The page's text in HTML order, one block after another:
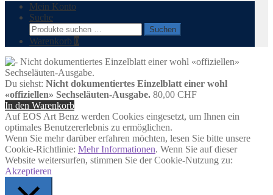
Mein Konto
Suche
Suchen
nach:
Suchen
Warenkorb 0
Du siehst: Nicht dokumentiertes Einzelblatt einer wohl
«offiziellen» Sechseläuten-Ausgabe. 80,00 CHF
In den Warenkorb
Auf EOS Art Benz werden Cookies eingesetzt, um Ihnen ein
optimales Benutzererlebnis zu ermöglichen.
Wenn Sie mehr darüber erfahren möchten, lesen Sie bitte unsere
Cookie-Richtlinie: Mehr Informationen. Wenn Sie auf dieser
Website weitersurfen, stimmen Sie der Cookie-Nutzung zu:
Akzeptieren